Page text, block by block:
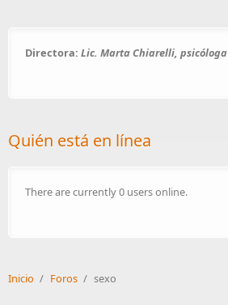
Directora: Lic. Marta Chiarelli, psicóloga
Quién está en línea
There are currently 0 users online.
Inicio / Foros / sexo